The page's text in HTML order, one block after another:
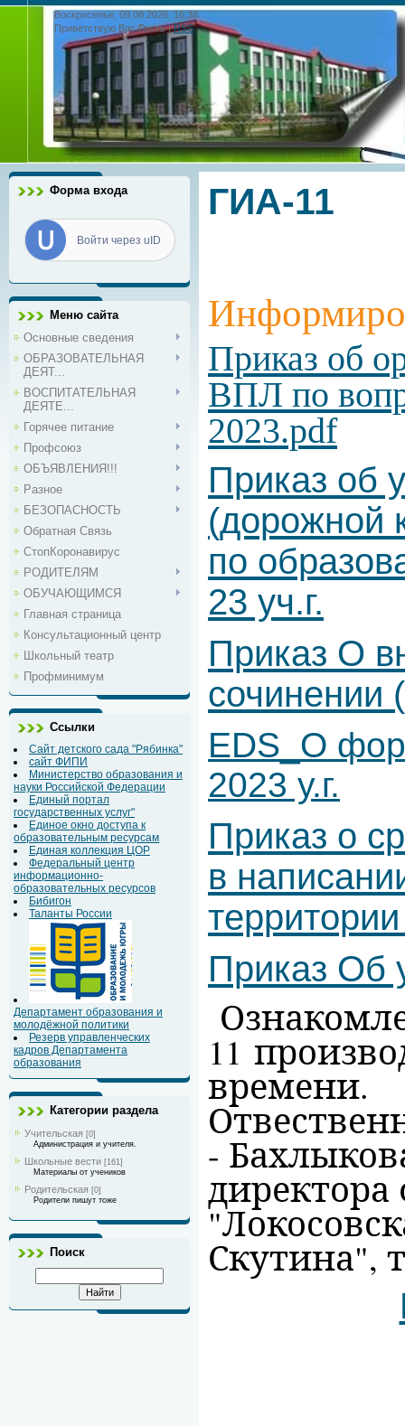
Воскресенье, 09.08.2026, 16:38
Приветствую Вас Гость|RSS
Форма входа
Войти через uID
Меню сайта
Основные сведения
ОБРАЗОВАТЕЛЬНАЯ
ДЕЯТ...
ВОСПИТАТЕЛЬНАЯ
ДЕЯТЕ...
Горячее питание
Профсоюз
ОБЪЯВЛЕНИЯ!!!
Разное
БЕЗОПАСНОСТЬ
Обратная Связь
СтопКоронавирус
РОДИТЕЛЯМ
ОБУЧАЮЩИМСЯ
Главная страница
Консультационный центр
Школьный театр
Профминимум
Ссылки
Сайт детского сада "Рябинка"
сайт ФИПИ
Министерство образования и
науки Российской Федерации
Единый портал
государственных услуг"
Единое окно доступа к
образовательным ресурсам
Единая коллекция ЦОР
Федеральный центр
информационно-
образовательных ресурсов
Бибигон
Таланты России
Департамент образования и
молодёжной политики
Резерв управленческих
кадров Департамента
образования
Категории раздела
Учительская [0]
Администрация и учителя.
Школьные вести [161]
Материалы от учеников
Родительская [0]
Родители пишут тоже
Поиск
ГИА-11
Приказ об
ВПЛ по
2023.pdf
Приказ об
(дорожной
по
23 уч.г.
Приказ О
EDS_О
2023 у.г.
Приказ о
в
Приказ Об
11
времени.
-
Скутина",